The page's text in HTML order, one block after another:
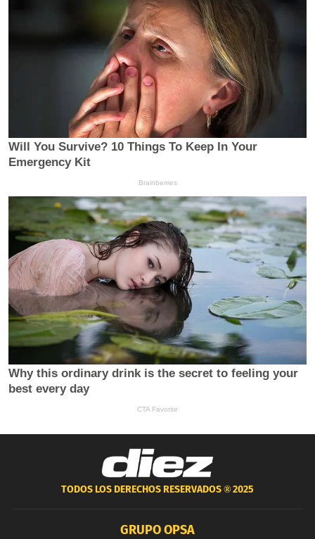
TODOS LOS DERECHOS RESERVADOS ®2025
GRUPO OPSA